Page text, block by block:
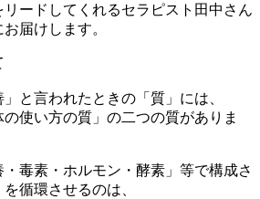
ードしてくれるセラピスト田中さん
届けします。
と言われたときの「質」には、
の使い方の質」の二つの質がありま
・毒素・ホルモン・酵素」等で構成さ
循環させるのは、